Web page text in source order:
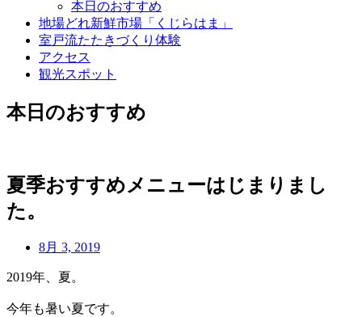
本日のおすすめ
地場どれ新鮮市場「くじらはま」
室戸流たたきづくり体験
アクセス
観光スポット
本日のおすすめ
夏季おすすめメニューはじまりまし
た。
8月 3, 2019
2019年、夏。
今年も暑い夏です。